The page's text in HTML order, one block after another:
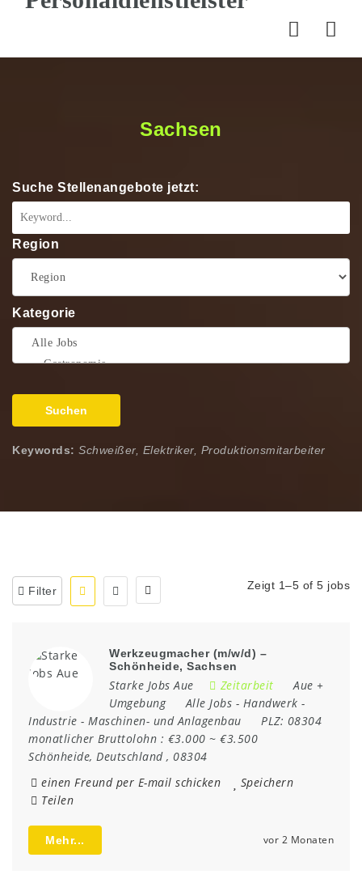
Sachsen
Suche Stellenangebote jetzt:
Region
Kategorie
Suchen
Keywords: Schweißer, Elektriker, Produktionsmitarbeiter
Filter Zeigt 1–5 of 5 jobs
Werkzeugmacher (m/w/d) –
Schönheide, Sachsen
Starke Jobs Aue Zeitarbeit
Aue +
Umgebung
Alle Jobs - Handwerk -
Industrie - Maschinen- und Anlagenbau PLZ: 08304
monatlicher Bruttolohn : €3.000 ~ €3.500
Schönheide, Deutschland, 08304
einen Freund per E-mail schicken
Speichern
Teilen
Mehr... vor 2 Monaten